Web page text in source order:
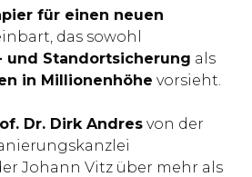
für einen neuen
das sowohl
und Standortsicherung als
in Millionenhöhe vorsieht.
Dr. Dirk Andres von der
Johann Vitz über mehr als